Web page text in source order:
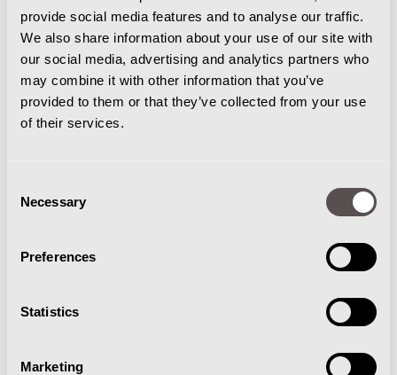
provide social media features and to analyse our traffic.
We also share information about your use of our site with
our social media, advertising and analytics partners who
may combine it with other information that you’ve
provided to them or that they’ve collected from your use
of their services.
Selection
Necessary
Preferences
Statistics
Marketing
WATERTANKS
De watertanks zijn van gerecycled polyetheyleen en
zeer eenvoudig leeg te maken en ook makkelijk
toegankelijk voor het schoon te spoelen alvorens de